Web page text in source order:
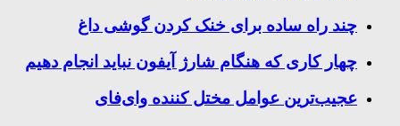
چند راه‌ ساده برای خنک کردن گوشی داغ
چهار کاری که هنگام شارژ آیفون نباید انجام دهیم
عجیب‌ترین عوامل مختل کننده وای‌فای